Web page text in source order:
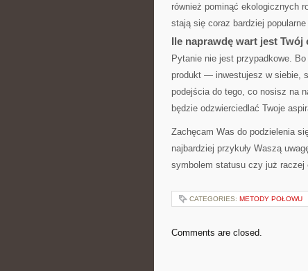
również pominąć ekologicznych
stają się coraz bardziej
Ile naprawdę wart jest Twój
Pytanie nie jest przypadkowe.
produkt — inwestujesz w siebie,
podejścia do tego, co nosisz na
będzie odzwierciedlać Twoje
Zachęcam Was do podzielenia
najbardziej przykuły Waszą
symbolem statusu czy już
CATEGORIES: METODY POŁOWU
Comments are closed.